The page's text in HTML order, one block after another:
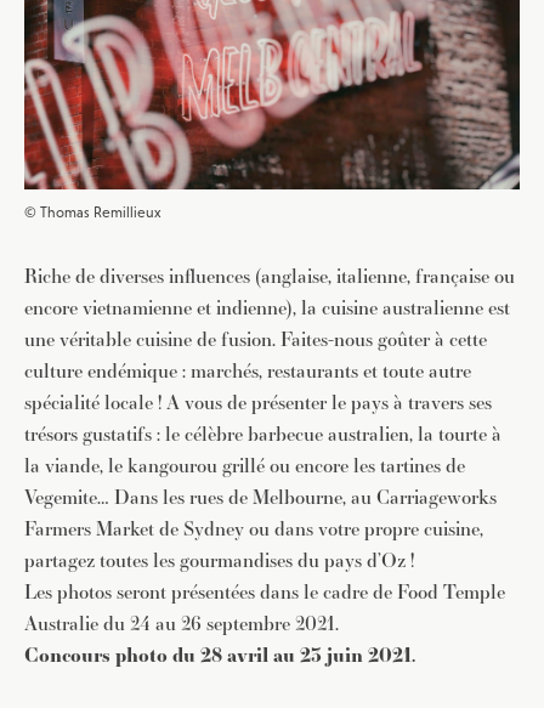
© Thomas Remillieux
Riche de diverses influences (anglaise, italienne, française ou
encore vietnamienne et indienne), la cuisine australienne est
une véritable cuisine de fusion. Faites-nous goûter à cette
culture endémique : marchés, restaurants et toute autre
spécialité locale ! A vous de présenter le pays à travers ses
trésors gustatifs : le célèbre barbecue australien, la tourte à
la viande, le kangourou grillé ou encore les tartines de
Vegemite… Dans les rues de Melbourne, au Carriageworks
Farmers Market de Sydney ou dans votre propre cuisine,
partagez toutes les gourmandises du pays d’Oz !
Les photos seront présentées dans le cadre de Food Temple
Australie du 24 au 26 septembre 2021.
Concours photo du 28 avril au 23 juin 2021.